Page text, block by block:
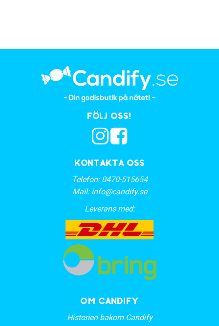
Kontakta oss
Telefon: 0470-515654
Mail: info@candify.se
Leverans med:
Följ oss!
OM CANDIFY
Historien bakom Candify